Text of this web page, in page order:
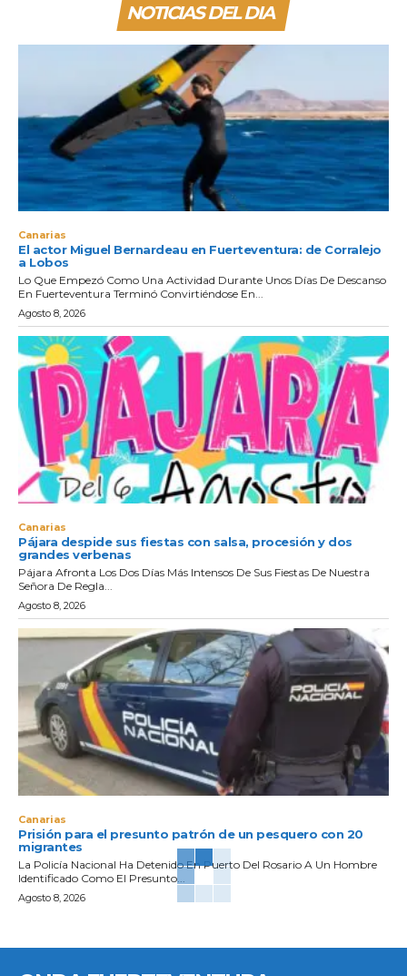
NOTICIAS DEL DIA
Canarias
El actor Miguel Bernardeau en Fuerteventura: de Corralejo
a Lobos
Lo Que Empezó Como Una Actividad Durante Unos Días De Descanso
En Fuerteventura Terminó Convirtiéndose En...
Agosto 8, 2026
Canarias
Pájara despide sus fiestas con salsa, procesión y dos
grandes verbenas
Pájara Afronta Los Dos Días Más Intensos De Sus Fiestas De Nuestra
Señora De Regla...
Agosto 8, 2026
Canarias
Prisión para el presunto patrón de un pesquero con 20
migrantes
La Policía Nacional Ha Detenido En Puerto Del Rosario A Un Hombre
Identificado Como El Presunto...
Agosto 8, 2026